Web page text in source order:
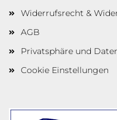
Widerrufsrecht &
AGB
Privatsphäre und
Cookie Einstellungen